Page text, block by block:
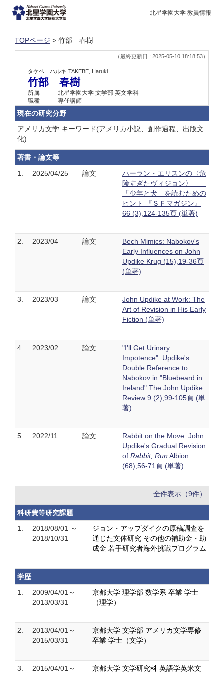
北星学園大学 教員情報
TOPページ > 竹部 春樹
（最終更新日 : 2025-05-10 18:18:53）
タケベ ハルキ TAKEBE, Haruki
竹部 春樹
所属
北星学園大学 文学部 英文学科
職種
専任講師
現在の研究分野
アメリカ文学 キーワード(アメリカ小説、創作過程、出版文
化)
著書・論文等
1.
2025/04/25 論文
ハーラン・エリスンの〈危
険すぎたヴィジョン〉——
「少年と犬」を読むための
ヒント 『ＳＦマガジン』
66 (3),124-135頁 (単著)
2. 2023/04 論文
Bech Mimics: Nabokov's
Early Influences on John
Updike Krug (15),19-36頁
(単著)
3. 2023/03 論文
John Updike at Work: The
Art of Revision in His Early
Fiction (単著)
4. 2023/02 論文
"I'll Get Urinary
Impotence": Updike's
Double Reference to
Nabokov in "Bluebeard in
Ireland" The John Updike
Review 9 (2),99-105頁 (単
著)
5. 2022/11 論文
Rabbit on the Move: John
Updike's Gradual Revision
of Rabbit, Run Albion
(68),56-71頁 (単著)
全件表示（9件）
科研費等研究課題
1.
2018/08/01 ～
2018/10/31
ジョン・アップダイクの原稿調査を
通じた文体研究 その他の補助金・助
成金 若手研究者海外挑戦プログラム
学歴
1.
2009/04/01～
2013/03/31
京都大学 理学部 数学系 卒業 学士
（理学）
2.
2013/04/01～
2015/03/31
京都大学 文学部 アメリカ文学専修
卒業 学士（文学）
3. 2015/04/01～ 京都大学 文学研究科 英語学英米文